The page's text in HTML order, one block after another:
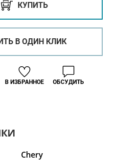
КУПИТЬ
В ОДИН КЛИК
В ИЗБРАННОЕ ОБСУДИТЬ
Chery